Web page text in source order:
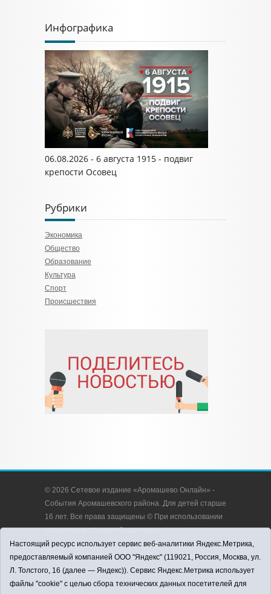
Инфографика
06.08.2026 - 6 августа 1915 - подвиг
крепости Осовец
Рубрики
Экономика
Общество
Образование
Культура
Спорт
Происшествия
© 2026 Сетевое издание «Аромашево Онлайн» -
События Аромашевского района. Для детей старше
16 лет. Все права защищены © При использовании
материалов ссылка обязательна.
Адрес редакции: 627350, Россия, Тюменская
область, Аромашевский район, с. Аромашево, ул.
Кирова, д. 13.
Адрес электронной почты редакции:
Настоящий ресурс использует сервис веб-аналитики Яндекс.Метрика,
предоставляемый компанией ООО "Яндекс" (119021, Россия, Москва, ул.
Л. Толстого, 16 (далее — Яндекс)). Сервис Яндекс.Метрика использует
файлы "cookie" с целью сбора технических данных посетителей для